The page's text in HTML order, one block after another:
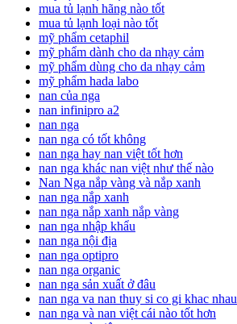
mua tủ lạnh hãng nào tốt
mua tủ lạnh loại nào tốt
mỹ phẩm cetaphil
mỹ phẩm dành cho da nhạy cảm
mỹ phẩm dùng cho da nhạy cảm
mỹ phẩm hada labo
nan của nga
nan infinipro a2
nan nga
nan nga có tốt không
nan nga hay nan việt tốt hơn
nan nga khác nan việt như thế nào
Nan Nga nắp vàng và nắp xanh
nan nga nắp xanh
nan nga nắp xanh nắp vàng
nan nga nhập khẩu
nan nga nội địa
nan nga optipro
nan nga organic
nan nga sản xuất ở đâu
nan nga va nan thuy si co gi khac nhau
nan nga và nan việt cái nào tốt hơn